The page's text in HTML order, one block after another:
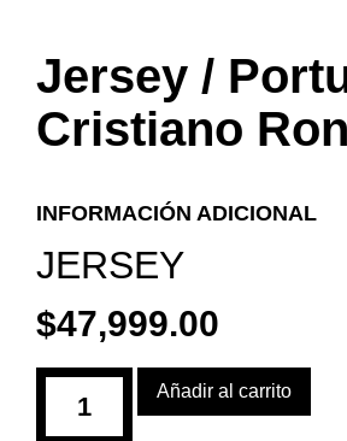
Jersey /
Cristiano
INFORMACIÓN ADICIONAL
JERSEY
$47,999.00
Añadir al carrito